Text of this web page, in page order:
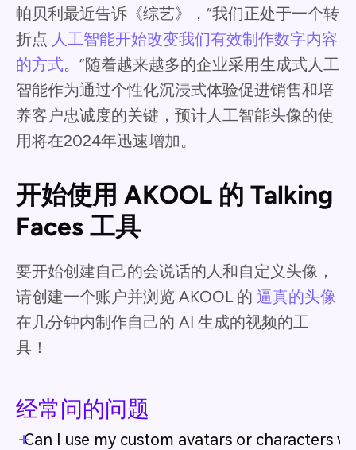
帕贝利最近告诉《综艺》，“我们正处于一个转
折点 人工智能开始改变我们有效制作数字内容
的方式。”随着越来越多的企业采用生成式人工
智能作为通过个性化沉浸式体验促进销售和培
养客户忠诚度的关键，预计人工智能头像的使
用将在2024年迅速增加。
开始使用 AKOOL 的 Talking
Faces 工具
要开始创建自己的会说话的人和自定义头像，
请创建一个账户并浏览 AKOOL 的 逼真的头像
在几分钟内制作自己的 AI 生成的视频的工
具！
经常问的问题
Can I use my custom avatars or characters